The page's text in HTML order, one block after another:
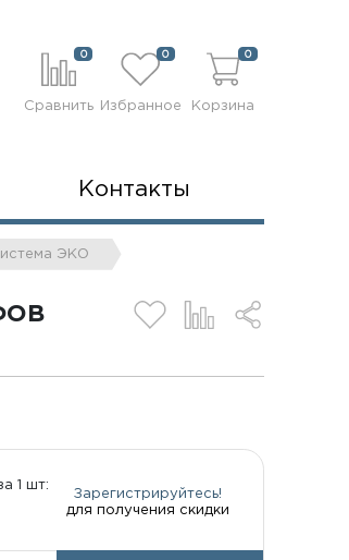
0
Сравнить
0
Избранное
0
Корзина
Контакты
ЭКО
1 шт:
Зарегистрируйтесь!
для получения скидки